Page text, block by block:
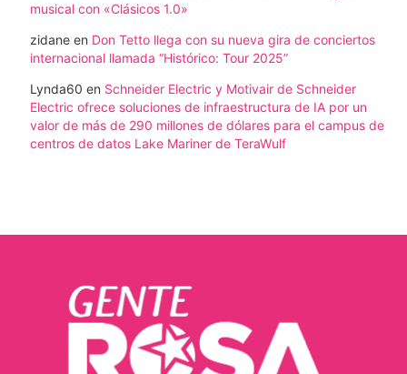
musical con «Clásicos 1.0»
zidane en Don Tetto llega con su nueva gira de conciertos
internacional llamada “Histórico: Tour 2025”
Lynda60 en Schneider Electric y Motivair de Schneider
Electric ofrece soluciones de infraestructura de IA por un
valor de más de 290 millones de dólares para el campus de
centros de datos Lake Mariner de TeraWulf